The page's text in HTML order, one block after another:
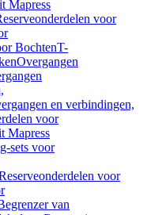
Mapress
voor
BochtenT-
Overgangen
en verbindingen,
voor
Mapress
sets voor
voor
van